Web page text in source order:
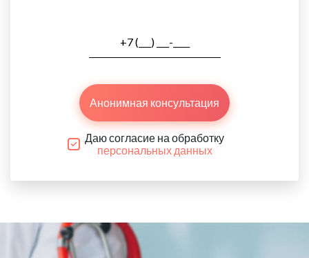
Анонимная консультация
Даю согласие на обработку
персональных данных